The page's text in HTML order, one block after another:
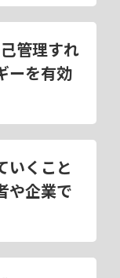
管理すれ
ーを有効
くこと
や企業で